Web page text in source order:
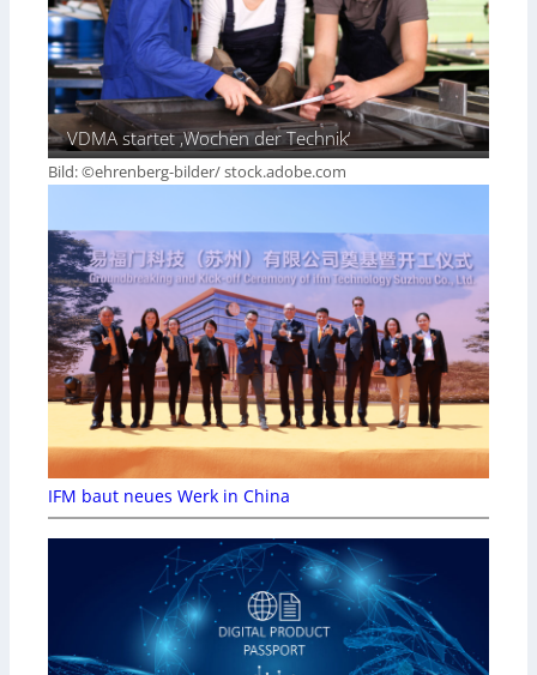
VDMA startet ‚Wochen der Technik‘
Bild: ©ehrenberg-bilder/ stock.adobe.com
IFM baut neues Werk in China